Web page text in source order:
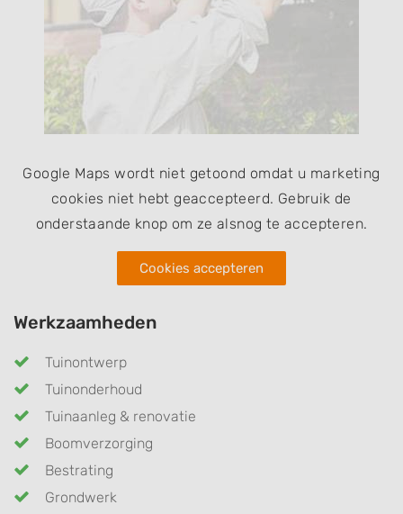
Google Maps wordt niet getoond omdat u marketing
cookies niet hebt geaccepteerd. Gebruik de
onderstaande knop om ze alsnog te accepteren.
Cookies accepteren
Werkzaamheden
Tuinontwerp
Tuinonderhoud
Tuinaanleg & renovatie
Boomverzorging
Bestrating
Grondwerk